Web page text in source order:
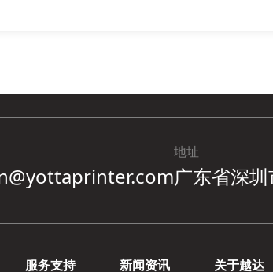
地址
广东省深
服务支持 新闻资讯 关于越达